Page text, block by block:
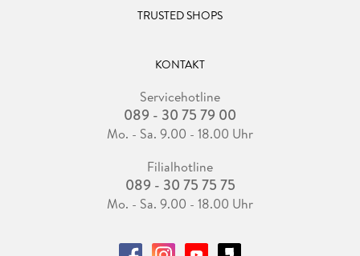
TRUSTED SHOPS
KONTAKT
Servicehotline
089 - 30 75 79 00
Mo. - Sa. 9.00 - 18.00 Uhr
Filialhotline
089 - 30 75 75 75
Mo. - Sa. 9.00 - 18.00 Uhr